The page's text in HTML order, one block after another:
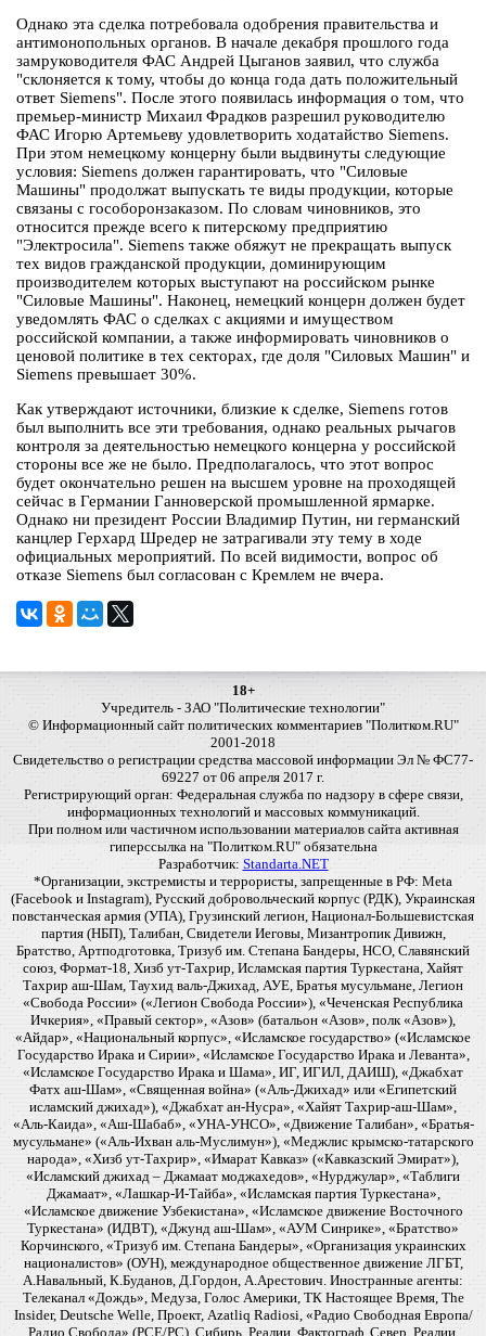
Однако эта сделка потребовала одобрения правительства и
антимонопольных органов. В начале декабря прошлого года
замруководителя ФАС Андрей Цыганов заявил, что служба
"склоняется к тому, чтобы до конца года дать положительный
ответ Siemens". После этого появилась информация о том, что
премьер-министр Михаил Фрадков разрешил руководителю
ФАС Игорю Артемьеву удовлетворить ходатайство Siemens.
При этом немецкому концерну были выдвинуты следующие
условия: Siemens должен гарантировать, что "Силовые
Машины" продолжат выпускать те виды продукции, которые
связаны с гособоронзаказом. По словам чиновников, это
относится прежде всего к питерскому предприятию
"Электросила". Siemens также обяжут не прекращать выпуск
тех видов гражданской продукции, доминирующим
производителем которых выступают на российском рынке
"Силовые Машины". Наконец, немецкий концерн должен будет
уведомлять ФАС о сделках с акциями и имуществом
российской компании, а также информировать чиновников о
ценовой политике в тех секторах, где доля "Силовых Машин" и
Siemens превышает 30%.
Как утверждают источники, близкие к сделке, Siemens готов
был выполнить все эти требования, однако реальных рычагов
контроля за деятельностью немецкого концерна у российской
стороны все же не было. Предполагалось, что этот вопрос
будет окончательно решен на высшем уровне на проходящей
сейчас в Германии Ганноверской промышленной ярмарке.
Однако ни президент России Владимир Путин, ни германский
канцлер Герхард Шредер не затрагивали эту тему в ходе
официальных мероприятий. По всей видимости, вопрос об
отказе Siemens был согласован с Кремлем не вчера.
18+
Учредитель - ЗАО "Политические технологии"
© Информационный сайт политических комментариев "Политком.RU"
2001-2018
Свидетельство о регистрации средства массовой информации Эл № ФС77-
69227 от 06 апреля 2017 г.
Регистрирующий орган: Федеральная служба по надзору в сфере связи,
информационных технологий и массовых коммуникаций.
При полном или частичном использовании материалов сайта активная
гиперссылка на "Политком.RU" обязательна
Разработчик: Standarta.NET
*Организации, экстремисты и террористы, запрещенные в РФ: Meta
(Facebook и Instagram), Русский добровольческий корпус (РДК), Украинская
повстанческая армия (УПА), Грузинский легион, Национал-Большевистская
партия (НБП), Талибан, Свидетели Иеговы, Мизантропик Дивижн,
Братство, Артподготовка, Тризуб им. Степана Бандеры, НСО, Славянский
союз, Формат-18, Хизб ут-Тахрир, Исламская партия Туркестана, Хайят
Тахрир аш-Шам, Таухид валь-Джихад, АУЕ, Братья мусульмане, Легион
«Свобода России» («Легион Свобода России»), «Чеченская Республика
Ичкерия», «Правый сектор», «Азов» (батальон «Азов», полк «Азов»),
«Айдар», «Национальный корпус», «Исламское государство» («Исламское
Государство Ирака и Сирии», «Исламское Государство Ирака и Леванта»,
«Исламское Государство Ирака и Шама», ИГ, ИГИЛ, ДАИШ), «Джабхат
Фатх аш-Шам», «Священная война» («Аль-Джихад» или «Египетский
исламский джихад»), «Джабхат ан-Нусра», «Хайят Тахрир-аш-Шам»,
«Аль-Каида», «Аш-Шабаб», «УНА-УНСО», «Движение Талибан», «Братья-
мусульмане» («Аль-Ихван аль-Муслимун»), «Меджлис крымско-татарского
народа», «Хизб ут-Тахрир», «Имарат Кавказ» («Кавказский Эмират»),
«Исламский джихад – Джамаат моджахедов», «Нурджулар», «Таблиги
Джамаат», «Лашкар-И-Тайба», «Исламская партия Туркестана»,
«Исламское движение Узбекистана», «Исламское движение Восточного
Туркестана» (ИДВТ), «Джунд аш-Шам», «АУМ Синрике», «Братство»
Корчинского, «Тризуб им. Степана Бандеры», «Организация украинских
националистов» (ОУН), международное общественное движение ЛГБТ,
А.Навальный, К.Буданов, Д.Гордон, А.Арестович. Иностранные агенты:
Телеканал «Дождь», Медуза, Голос Америки, ТК Настоящее Время, The
Insider, Deutsche Welle, Проект, Azatliq Radiosi, «Радио Свободная Европа/
Радио Свобода» (PCE/PC), Сибирь. Реалии, Фактограф, Север. Реалии,